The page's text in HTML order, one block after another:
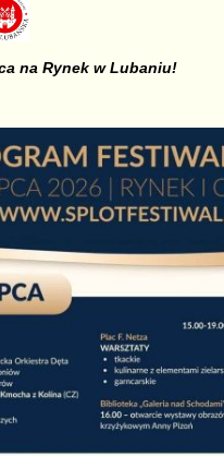
na Rynek w Lubaniu!